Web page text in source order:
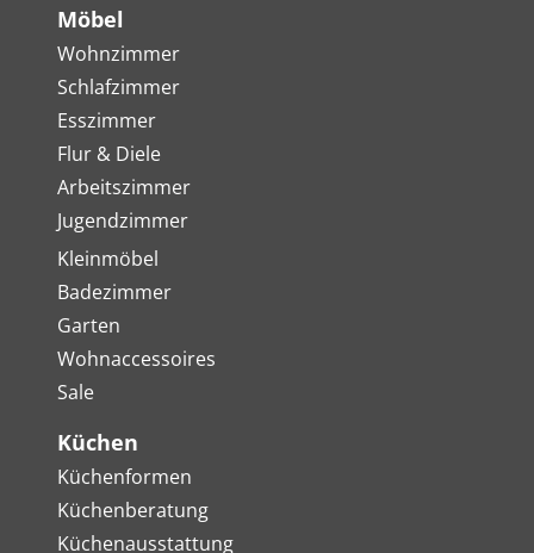
Möbel
Wohnzimmer
Schlafzimmer
Esszimmer
Flur & Diele
Arbeitszimmer
Jugendzimmer
Kleinmöbel
Badezimmer
Garten
Wohnaccessoires
Sale
Küchen
Küchenformen
Küchenberatung
Küchenausstattung